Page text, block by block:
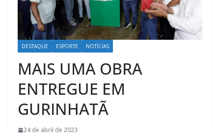
DESTAQUE ESPORTE NOTÍCIAS
MAIS UMA OBRA
ENTREGUE EM
GURINHATÃ
24 de abril de 2023